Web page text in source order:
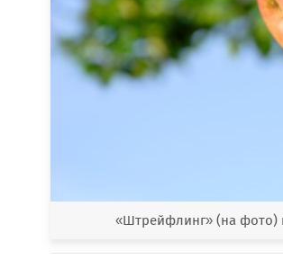
«Штрейфлинг» (на фото)